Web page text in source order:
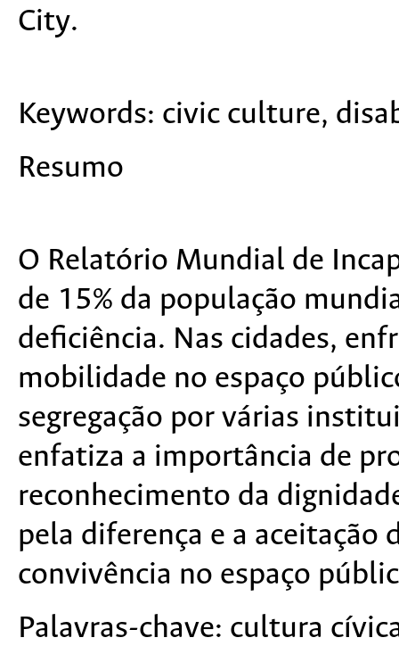
City.
Keywords: civic culture,
Resumo
O Relatório Mundial de
de 15% da população
deficiência. Nas cidades,
mobilidade no espaço
segregação por várias
enfatiza a importância de
reconhecimento da
pela diferença e a aceitação
convivência no espaço
Palavras-chave: cultura